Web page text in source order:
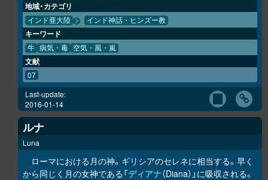
地域・カテゴリ
インド亜大陸 インド神話・ヒンズー教
キーワード
牛 病気・毒 空気・風・嵐
文献
07
Last-update:
2016-01-14
ルナ
Luna
ローマにおける月の神。ギリシアのセレネに相当する。早く
から同じく月の女神である「ディアナ（Diana）」に吸収される。